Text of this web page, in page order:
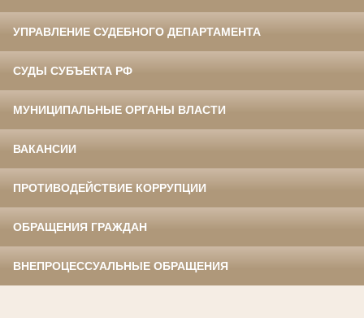
УПРАВЛЕНИЕ СУДЕБНОГО ДЕПАРТАМЕНТА
СУДЫ СУБЪЕКТА РФ
МУНИЦИПАЛЬНЫЕ ОРГАНЫ ВЛАСТИ
ВАКАНСИИ
ПРОТИВОДЕЙСТВИЕ КОРРУПЦИИ
ОБРАЩЕНИЯ ГРАЖДАН
ВНЕПРОЦЕССУАЛЬНЫЕ ОБРАЩЕНИЯ